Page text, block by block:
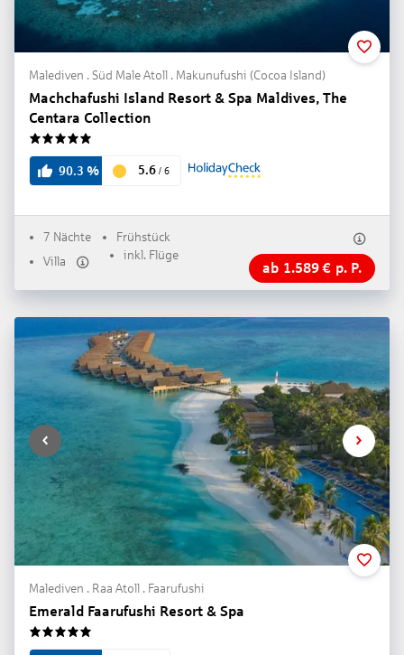
Malediven . Süd Male Atoll . Makunufushi (Cocoa Island)
Machchafushi Island Resort & Spa Maldives, The
Centara Collection
5
90.3 % 5.6 / 6
7 Nächte
Frühstück
Villa
inkl. Flüge
ab 1.589€ p. P.
Malediven . Raa Atoll . Faarufushi
Emerald Faarufushi Resort & Spa